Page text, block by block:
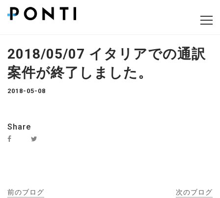
2018/05/07 イタリアでの通訳
案件が終了しました。
2018-05-08
Share
前のブログ 次のブログ